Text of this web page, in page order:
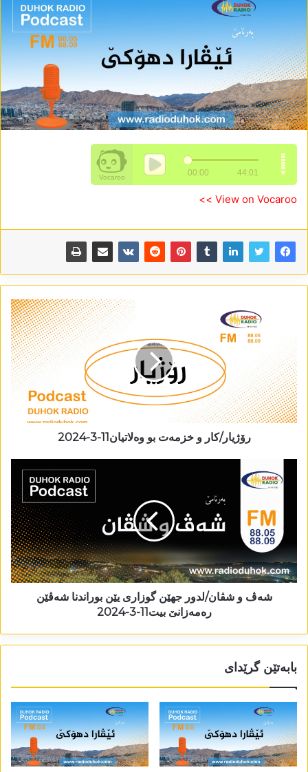
View on Vocaroo >>
رۆژیار/کار و خزمەت بو وەلاتیان11-3-2024
شەڤ و شڤان/لدور جھێن گوزاری یێن بوراندنا شەڤێن
رەمەزانێ بیت11-3-2024
بابەتێن گرێدای